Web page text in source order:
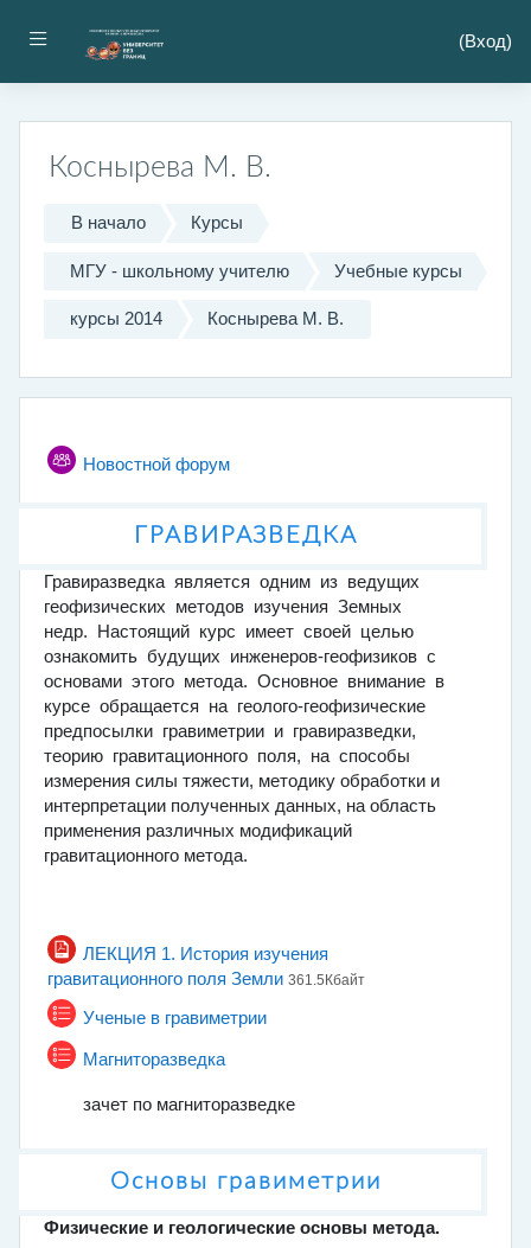
Боковая панель (Вход)
Коснырева М. В.
В начало Курсы
МГУ - школьному учителю Учебные курсы
курсы 2014 Коснырева М. В.
Тематический план
ОбщееНовостной форум
ГРАВИРАЗВЕДКА
Гравиразведка является одним из ведущих
геофизических методов изучения Земных
недр. Настоящий курс имеет своей целью
ознакомить будущих инженеров-геофизиков с
основами этого метода. Основное внимание в
курсе обращается на геолого-геофизические
предпосылки гравиметрии и гравиразведки,
теорию гравитационного поля, на способы
измерения силы тяжести, методику обработки и
интерпретации полученных данных, на область
применения различных модификаций
гравитационного метода.
ЛЕКЦИЯ 1. История изучения
гравитационного поля ЗемлиФайл
361.5Кбайт
Ученые в гравиметрии
Магниторазведка
зачет по магниторазведке
Основы гравиметрии
Физические и геологические основы метода.